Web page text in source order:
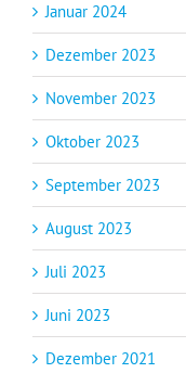
Januar 2024
Dezember 2023
November 2023
Oktober 2023
September 2023
August 2023
Juli 2023
Juni 2023
Dezember 2021